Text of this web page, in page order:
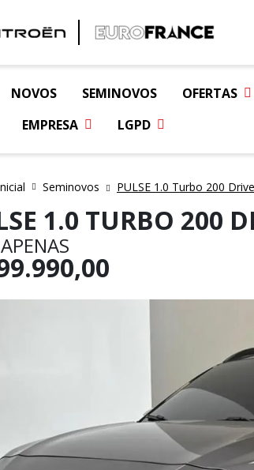
NOVOS SEMINOVOS OFERTAS
EMPRESA LGPD
Seminovos PULSE 1.0 Turbo 200 Drive
1.0 TURBO 200